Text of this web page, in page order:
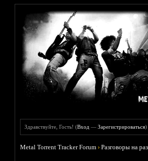
Здравствуйте, Гость! (Вход —Зарегистрироваться)
Metal Torrent Tracker Forum ›Разговоры на